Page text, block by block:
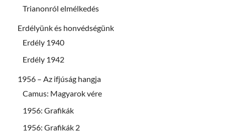
Trianonról elmélkedés
Erdélyünk és honvédségünk
Erdély 1940
Erdély 1942
1956 – Az ifjúság hangja
Camus: Magyarok vére
1956: Grafikák
1956: Grafikák 2